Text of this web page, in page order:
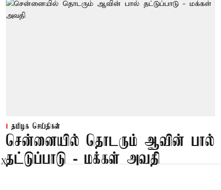
தமிழக செய்திகள்
சென்னையில் தொடரும் ஆவின் பால்
தட்டுப்பாடு - மக்கள் அவதி
X